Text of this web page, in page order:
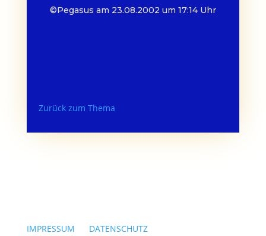
©Pegasus am 23.08.2002 um 17:14 Uhr
Zurück zum Thema
IMPRESSUM DATENSCHUTZ